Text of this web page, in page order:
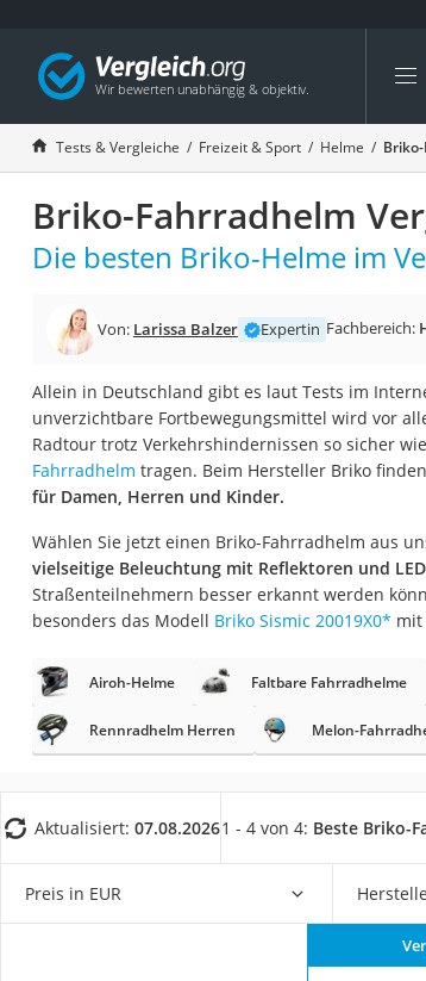
Die
Air Bike
Tests & Vergleiche Freizeit & Sport Helme
Briko-Fahrradhelm
Die besten Briko-Helme im
Von: Larissa Balzer Expertin Fachbereich:
Allein in Deutschland gibt es laut Tests im
unverzichtbare Fortbewegungsmittel wird vor
Radtour trotz Verkehrshindernissen so sicher
Fahrradhelm tragen. Beim Hersteller Briko
für Damen, Herren und Kinder.
Wählen Sie jetzt einen Briko-Fahrradhelm aus
vielseitige Beleuchtung mit Reflektoren und
Straßenteilnehmern besser erkannt werden
besonders das Modell Briko Sismic 20019X0* mit
Airoh-Helme Faltbare Fahrradhelme
Rennradhelm Herren Melon-
Aktualisiert: 07.08.20261 - 4 von 4: Beste Briko-
Preis in EUR